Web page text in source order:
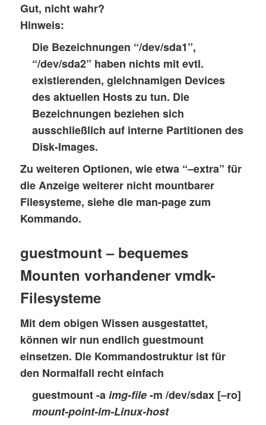
Gut, nicht wahr?
Hinweis:
Die Bezeichnungen “/dev/sda1”,
“/dev/sda2” haben nichts mit evtl.
existierenden, gleichnamigen Devices
des aktuellen Hosts zu tun. Die
Bezeichnungen beziehen sich
ausschließlich auf interne Partitionen des
Disk-Images.
Zu weiteren Optionen, wie etwa “–extra” für
die Anzeige weiterer nicht mountbarer
Filesysteme, siehe die man-page zum
Kommando.
guestmount – bequemes
Mounten vorhandener vmdk-
Filesysteme
Mit dem obigen Wissen ausgestattet,
können wir nun endlichguestmount
einsetzen. Die Kommandostruktur ist für
den Normalfall recht einfach
guestmount -aimg-file-m /dev/sdax [–ro]
mount-point-im-Linux-host